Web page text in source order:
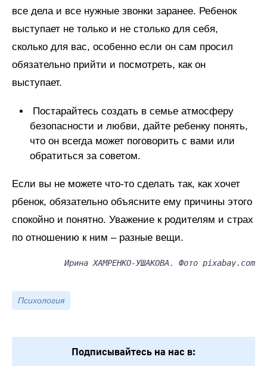
все дела и все нужные звонки заранее. Ребенок
выступает не только и не столько для себя,
сколько для вас, особенно если он сам просил
обязательно прийти и посмотреть, как он
выступает.
Постарайтесь создать в семье атмосферу
безопасности и любви, дайте ребенку понять,
что он всегда может поговорить с вами или
обратиться за советом.
Если вы не можете что-то сделать так, как хочет
рбенок, обязательно объясните ему причины этого
спокойно и понятно. Уважение к родителям и страх
по отношению к ним – разные вещи.
Ирина ХАМРЕНКО-УШАКОВА. Фото pixabay.com
Психология
Подписывайтесь на нас в: